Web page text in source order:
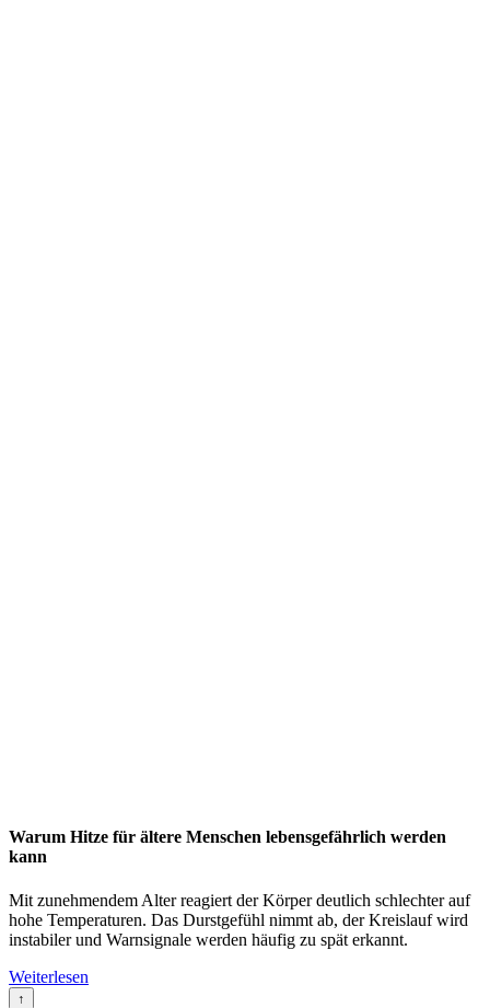
Warum Hitze für ältere Menschen lebensgefährlich werden
kann
Mit zunehmendem Alter reagiert der Körper deutlich schlechter auf
hohe Temperaturen. Das Durstgefühl nimmt ab, der Kreislauf wird
instabiler und Warnsignale werden häufig zu spät erkannt.
Weiterlesen
↑